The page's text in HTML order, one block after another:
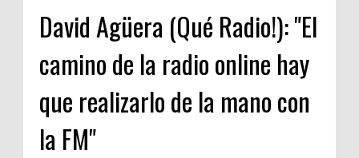
David Agüera (Qué Radio!): "El
camino de la radio online hay
que realizarlo de la mano con
la FM"